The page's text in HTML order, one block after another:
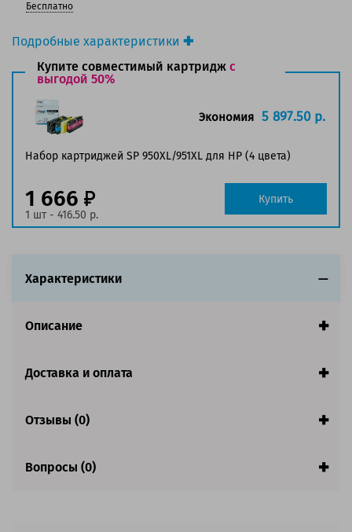
Подробные характеристики
Производитель принтера:HP
Производитель:HP
Вид товара:
Оригинальность:
Оригинальный
Пурпурный
Ресурс: 1 500 страниц формата А4 при 5%
Совместим с аппаратами
Бесплатно
Купите совместимый картридж с
выгодой 50%
Набор картриджей SP 950XL/951XL для HP (4 цвета)
Экономия 5 897.50 р.
1 666
1 шт - 416.50 р.
Купить
Характеристики
Описание
Доставка и оплата
Отзывы (0)
Вопросы (0)